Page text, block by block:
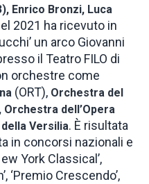
Enrico Bronzi, Luca
2021 ha ricevuto in
un arco Giovanni
il Teatro FILO di
orchestre come
(ORT), Orchestra del
dell’Opera
Versilia. È risultata
in concorsi nazionali e
York Classical’,
‘Premio Crescendo’,